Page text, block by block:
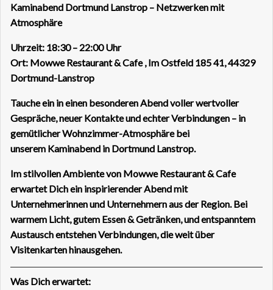
Kaminabend Dortmund Lanstrop – Netzwerken mit
Atmosphäre
Uhrzeit: 18:30 – 22:00 Uhr
Ort: Mowwe Restaurant & Cafe , Im Ostfeld 185 41, 44329
Dortmund-Lanstrop
Tauche ein in einen besonderen Abend voller wertvoller
Gespräche, neuer Kontakte und echter Verbindungen – in
gemütlicher Wohnzimmer-Atmosphäre bei
unserem Kaminabend in Dortmund Lanstrop.
Im stilvollen Ambiente von Mowwe Restaurant & Cafe
erwartet Dich ein inspirierender Abend mit
Unternehmerinnen und Unternehmern aus der Region. Bei
warmem Licht, gutem Essen & Getränken, und entspanntem
Austausch entstehen Verbindungen, die weit über
Visitenkarten hinausgehen.
Was Dich erwartet: